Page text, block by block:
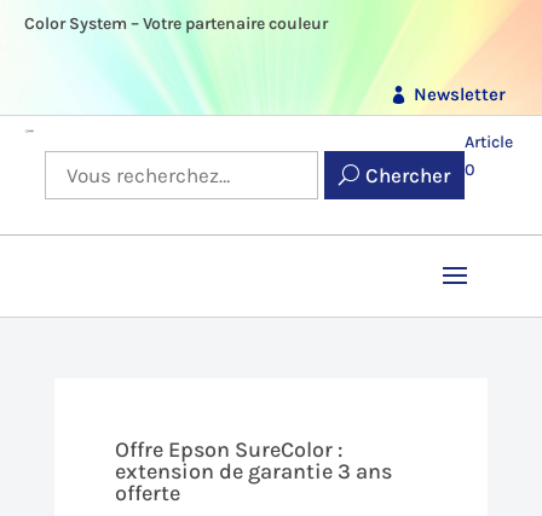
Color System – Votre partenaire couleur
Newsletter
Chercher
Article
0
Offre Epson SureColor :
extension de garantie 3 ans
offerte